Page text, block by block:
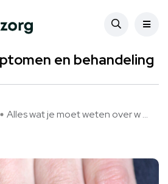
weten over wratten:
en behandeling
Alles wat je moet weten over w ...